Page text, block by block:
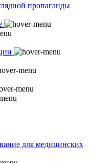
пропаганды
для медицинских